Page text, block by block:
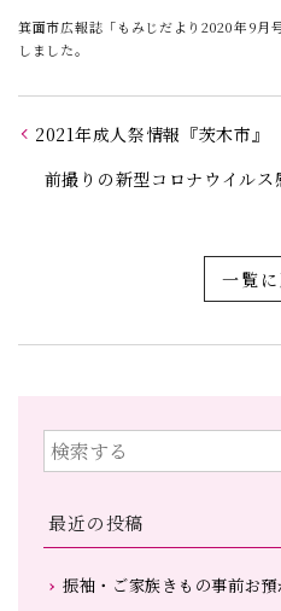
箕面市広報誌「もみじだより2020年9月
しました。
2021年成人祭情報『茨木市』
前撮りの新型コロナウイル
一覧に
最近の投稿
振袖・ご家族きもの事前お預